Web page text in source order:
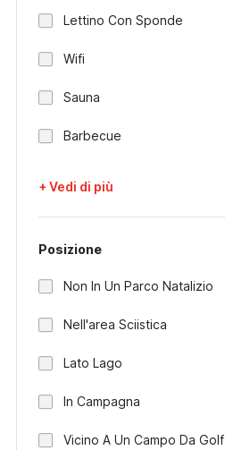
Lettino Con Sponde
Wifi
Sauna
Barbecue
+ Vedi di più
Posizione
Non In Un Parco Natalizio
Nell'area Sciistica
Lato Lago
In Campagna
Vicino A Un Campo Da Golf